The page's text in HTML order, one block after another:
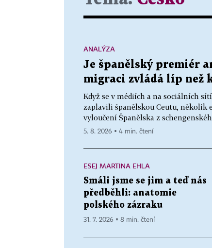
Je španělský premiér
migraci zvládá líp než
Když se v médiích a na sociálních
zaplavili španělskou Ceutu, několik
vyloučení Španělska z
ANALÝZA
5. 8. 2026 ▪ 4 min. čtení
ESEJ MARTINA EHLA
Smáli jsme se jim a teď nás
předběhli: anatomie
polského zázraku
31. 7. 2026 ▪ 8 min. čtení